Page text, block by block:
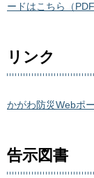
ードはこちら（
リンク
かがわ防災Webポ
告示図書